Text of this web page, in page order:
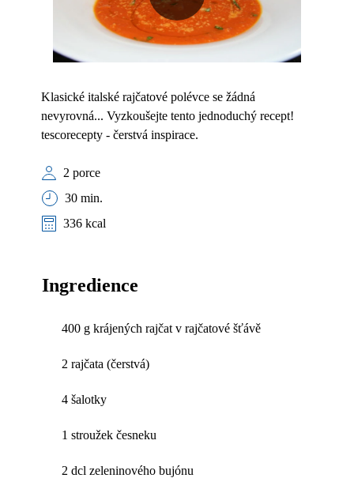
Klasické italské rajčatové polévce se žádná
nevyrovná... Vyzkoušejte tento jednoduchý recept!
tescorecepty - čerstvá inspirace.
2 porce
30 min.
336 kcal
Ingredience
400 g krájených rajčat v rajčatové šťávě
2 rajčata (čerstvá)
4 šalotky
1 stroužek česneku
2 dcl zeleninového bujónu